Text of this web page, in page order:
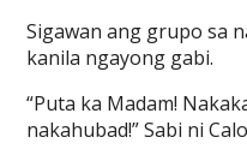
Sigawan ang grupo sa
kanila ngayong gabi.
“Puta ka Madam!
nakahubad!” Sabi ni